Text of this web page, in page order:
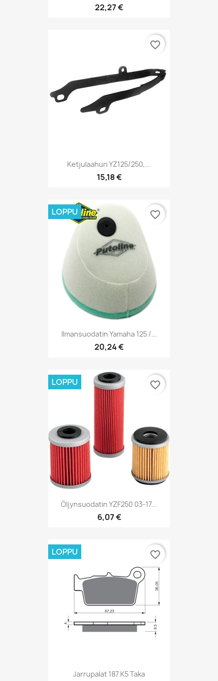
22,27 €
Ketjulaahuri YZ125/250,...
15,18 €
favorite_border
Ilmansuodatin Yamaha 125 /...
20,24 €
LOPPU favorite_border
Öljynsuodatin YZF250 03-17...
6,07 €
LOPPU favorite_border
Jarrupalat 187 K5 Taka
LOPPU favorite_border